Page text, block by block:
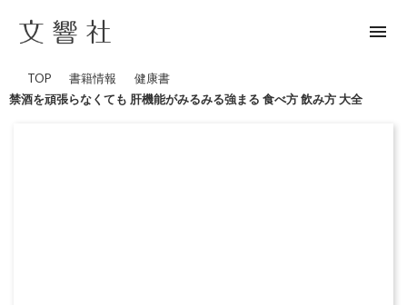
menu
TOP 書籍情報
健康書
禁酒を頑張らなくても 肝機能がみるみる強まる 食べ方 飲み方 大全